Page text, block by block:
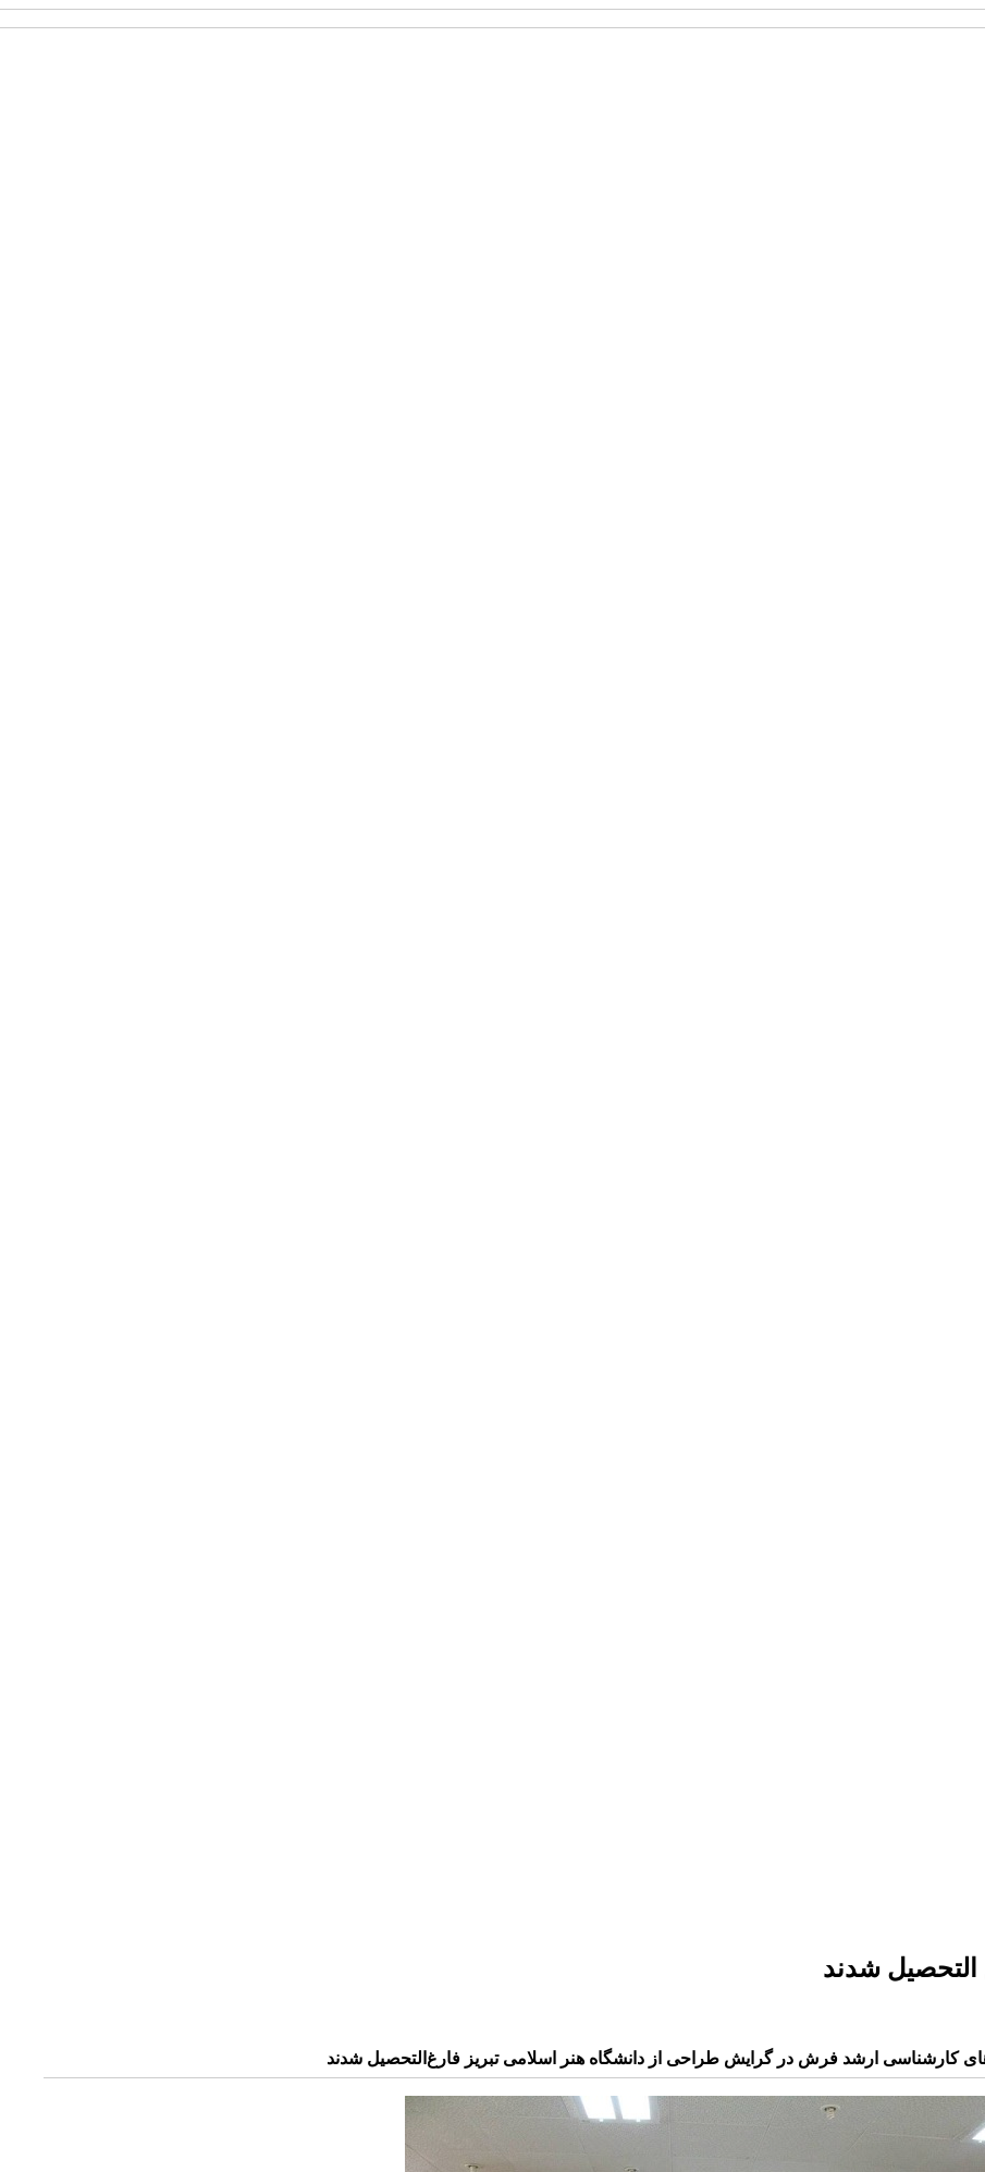
التحصیل شدند
کارشناسی ارشد فرش در گرایش طراحی از دانشگاه هنر اسلامی تبریز فارغ‌التحصیل شدند